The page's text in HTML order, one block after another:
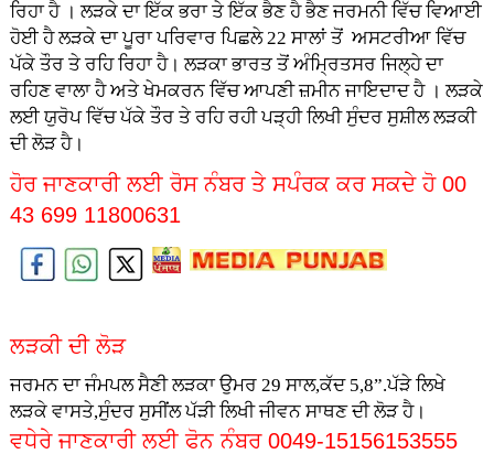
ਰਿਹਾ ਹੈ । ਲੜਕੇ ਦਾ ਇੱਕ ਭਰਾ ਤੇ ਇੱਕ ਭੈਣ ਹੈ ਭੈਣ ਜਰਮਨੀ ਵਿੱਚ ਵਿਆਈ
ਹੋਈ ਹੈ ਲੜਕੇ ਦਾ ਪੂਰਾ ਪਰਿਵਾਰ ਪਿਛਲੇ 22 ਸਾਲਾਂ ਤੋਂ ਅਸਟਰੀਆ ਵਿੱਚ
ਪੱਕੇ ਤੌਰ ਤੇ ਰਹਿ ਰਿਹਾ ਹੈ। ਲੜਕਾ ਭਾਰਤ ਤੋਂ ਅੰਮ੍ਰਿਤਸਰ ਜਿਲ੍ਹੇ ਦਾ
ਰਹਿਣ ਵਾਲਾ ਹੈ ਅਤੇ ਖੇਮਕਰਨ ਵਿੱਚ ਆਪਣੀ ਜ਼ਮੀਨ ਜਾਇਦਾਦ ਹੈ । ਲੜਕੇ
ਲਈ ਯੁਰੋਪ ਵਿੱਚ ਪੱਕੇ ਤੌਰ ਤੇ ਰਹਿ ਰਹੀ ਪੜ੍ਹੀ ਲਿਖੀ ਸੁੰਦਰ ਸੁਸ਼ੀਲ ਲੜਕੀ
ਦੀ ਲੋੜ ਹੈ।
ਹੋਰ ਜਾਣਕਾਰੀ ਲਈ ਰੋਸ ਨੰਬਰ ਤੇ ਸਪੰਰਕ ਕਰ ਸਕਦੇ ਹੋ 00
43 699 11800631
ਲੜਕੀ ਦੀ ਲੋੜ
ਜਰਮਨ ਦਾ ਜੰਮਪਲ ਸੈਣੀ ਲੜਕਾ ਉਮਰ 29 ਸਾਲ,ਕੱਦ 5,8”.ਪੱੜੇ ਲਿਖੇ
ਲੜਕੇ ਵਾਸਤੇ,ਸੁੰਦਰ ਸੁਸੀਂਲ ਪੱੜੀ ਲਿਖੀ ਜੀਵਨ ਸਾਥਣ ਦੀ ਲੋੜ ਹੈ।
ਵਧੇਰੇ ਜਾਣਕਾਰੀ ਲਈ ਫੋਨ ਨੰਬਰ 0049-15156153555